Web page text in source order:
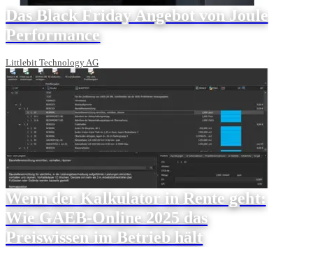
Das Black Friday Angebot von Joule
Performance
Littlebit Technology AG
Wenn der Kalkulator in Rente geht:
Wie GAEB-Online 2025 das
Preiswissen im Betrieb hält